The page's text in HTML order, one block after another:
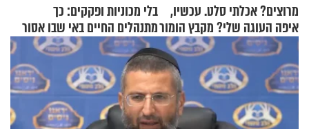
מרוצים? אכלתי סלט. עכשיו,
איפה העוגה שלי? מקבץ הומור
כייפי מספר 1
בלי מכוניות ופקקים: כך
מתנהלים החיים באי שבו אסור
לנהוג כבר יותר מ-120 שנה